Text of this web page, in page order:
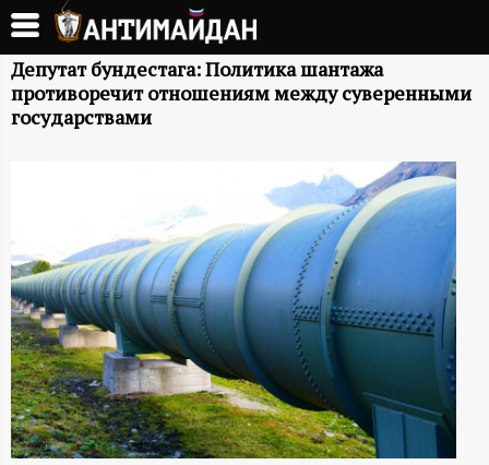
Перейти
основному
содержанию
А
Н
М
А
Й
Д
Депутат бундестага: Политика шантажа
противоречит отношениям между суверенными
государствами